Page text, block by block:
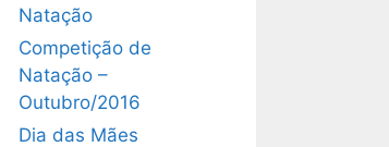
Natação
Competição de
Natação –
Outubro/2016
Dia das Mães